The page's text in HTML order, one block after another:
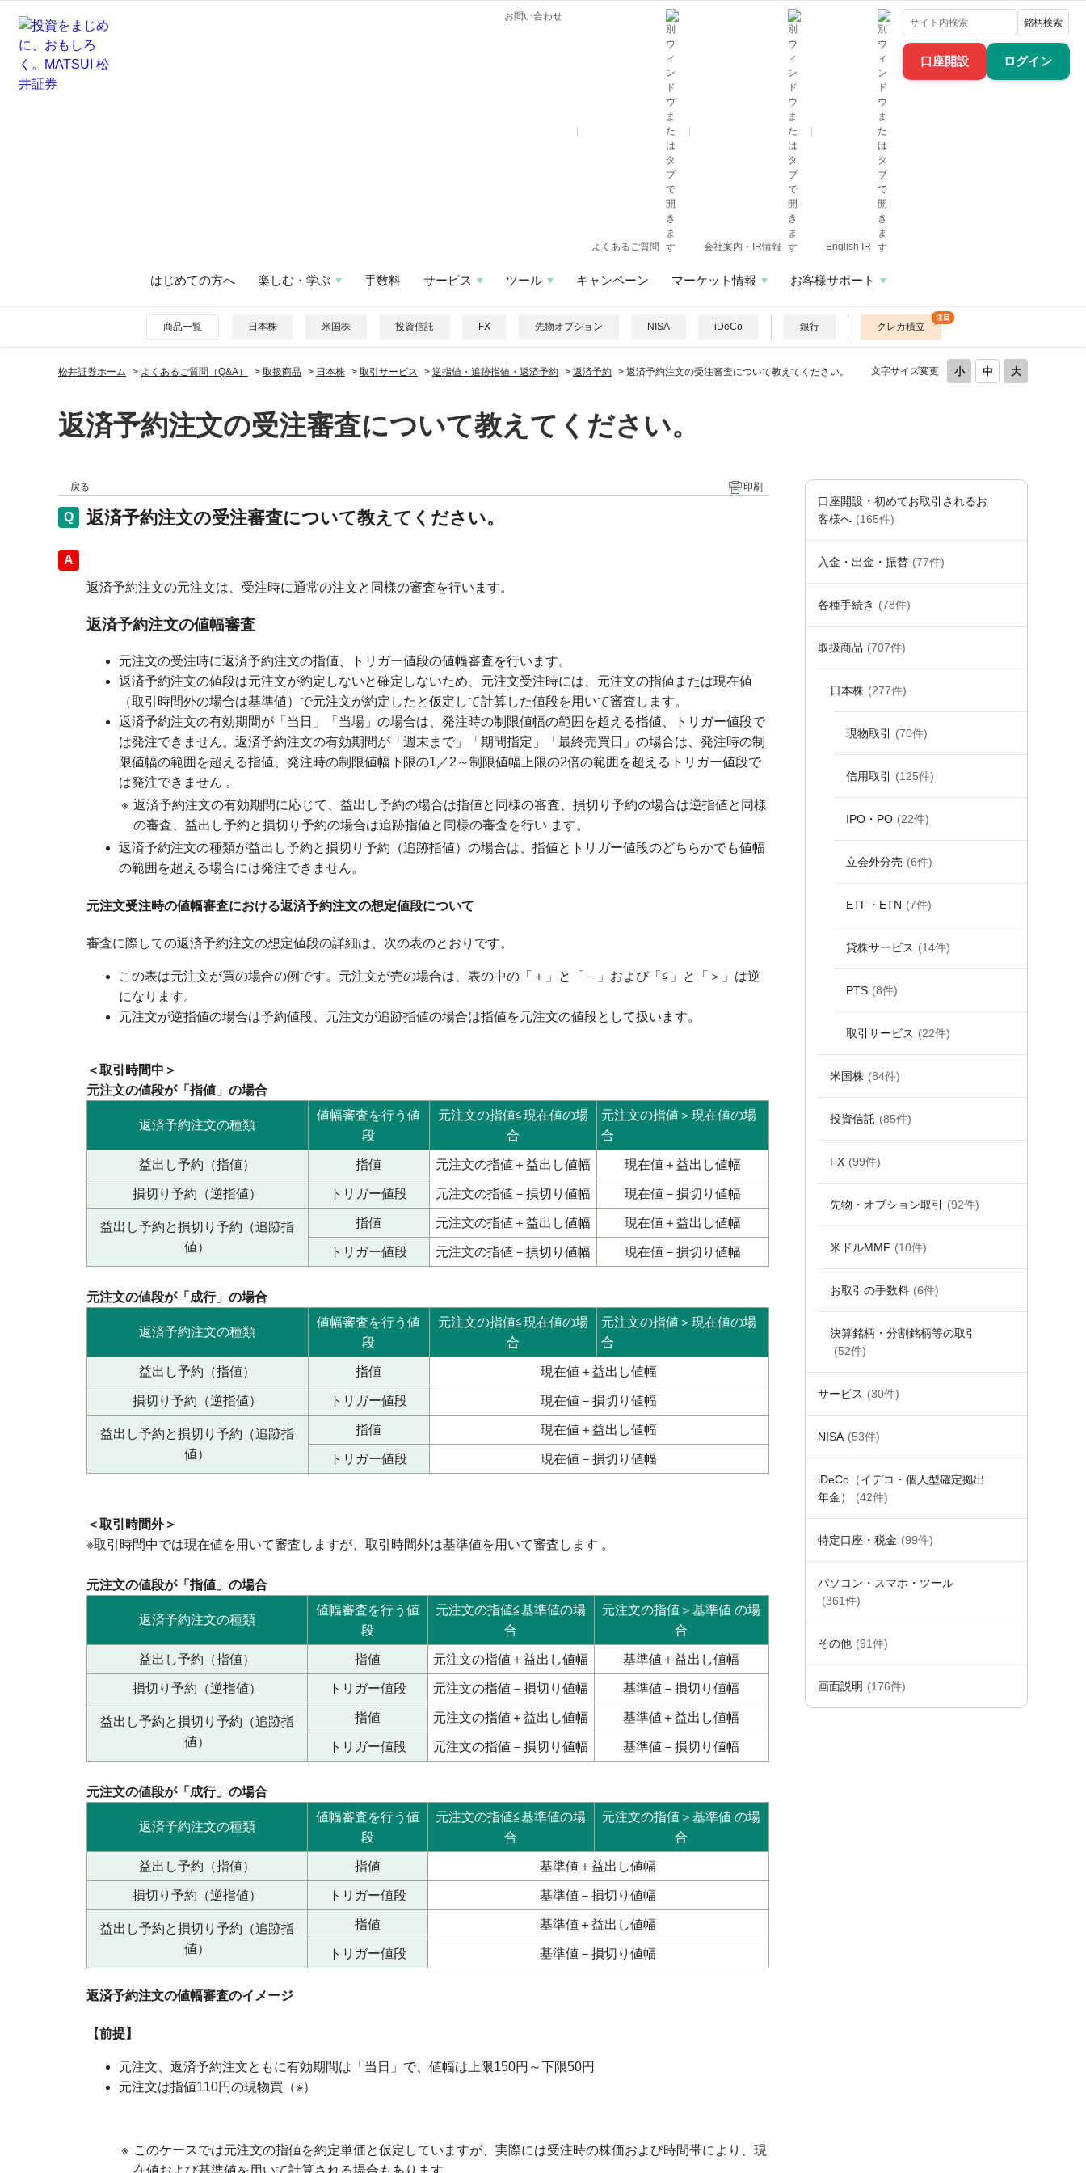
口座開設 ログイン
お問い合わせ
よくあるご質問 会社案内・IR情報 English IR
銘柄検索
はじめての方へ 楽しむ・学ぶ 手数料 サービス ツール キャンペーン マーケット情報 お客様サポート
商品一覧 日本株 米国株 投資信託 FX 先物オプション NISA iDeCo 銀行 クレカ積立
文字サイズ変更
松井証券ホーム > よくあるご質問（Q&A） > 取扱商品 > 日本株 > 取引サービス > 逆指値・追跡指値・返済予約 > 返済予約 > 返済予約注文の受注審査について教えてください。
返済予約注文の受注審査について教えてください。
口座開設・初めてお取引されるお
客様へ (165件)
入金・出金・振替 (77件)
各種手続き (78件)
取扱商品 (707件)
日本株 (277件)
現物取引 (70件)
信用取引 (125件)
IPO・PO (22件)
立会外分売 (6件)
ETF・ETN (7件)
貸株サービス (14件)
PTS (8件)
取引サービス (22件)
米国株 (84件)
投資信託 (85件)
FX (99件)
先物・オプション取引 (92件)
米ドルMMF (10件)
お取引の手数料 (6件)
決算銘柄・分割銘柄等の取引
(52件)
サービス (30件)
NISA (53件)
iDeCo（イデコ・個人型確定拠出
年金）
(42件)
特定口座・税金 (99件)
パソコン・スマホ・ツール
(361件)
その他 (91件)
画面説明 (176件)
戻る 印刷
返済予約注文の受注審査について教えてください。
回答
返済予約注文の元注文は、受注時に通常の注文と同様の審査を行います。
返済予約注文の値幅審査
元注文の受注時に返済予約注文の指値、トリガー値段の値幅審査を行います。
返済予約注文の値段は元注文が約定しないと確定しないため、元注文受注時には、元注文の指値または現在値
（取引時間外の場合は基準値）で元注文が約定したと仮定して計算した値段を用いて審査します。
返済予約注文の有効期間が「当日」「当場」の場合は、発注時の制限値幅の範囲を超える指値、トリガー値段で
は発注できません。返済予約注文の有効期間が「週末まで」「期間指定」「最終売買日」の場合は、発注時の制
限値幅の範囲を超える指値、発注時の制限値幅下限の1／2～制限値幅上限の2倍の範囲を超えるトリガー値段で
は発注できません 。
※ 返済予約注文の有効期間に応じて、益出し予約の場合は指値と同様の審査、損切り予約の場合は逆指値と同様
の審査、益出し予約と損切り予約の場合は追跡指値と同様の審査を行い ます。
返済予約注文の種類が益出し予約と損切り予約（追跡指値）の場合は、指値とトリガー値段のどちらかでも値幅
の範囲を超える場合には発注できません。
元注文受注時の値幅審査における返済予約注文の想定値段について
審査に際しての返済予約注文の想定値段の詳細は、次の表のとおりです。
この表は元注文が買の場合の例です。元注文が売の場合は、表の中の「＋」と「－」および「≦」と「＞」は逆
になります。
元注文が逆指値の場合は予約値段、元注文が追跡指値の場合は指値を元注文の値段として扱います。
＜取引時間中＞
元注文の値段が「指値」の場合
返済予約注文の種類
値幅審査を行う値
段
元注文の指値≦現在値の場
合
元注文の指値＞現在値の場
合
益出し予約（指値） 指値 元注文の指値＋益出し値幅 現在値＋益出し値幅
損切り予約（逆指値） トリガー値段 元注文の指値－損切り値幅 現在値－損切り値幅
益出し予約と損切り予約（追跡指
値）
指値 元注文の指値＋益出し値幅 現在値＋益出し値幅
トリガー値段 元注文の指値－損切り値幅 現在値－損切り値幅
元注文の値段が「成行」の場合
返済予約注文の種類
値幅審査を行う値
段
元注文の指値≦現在値の場
合
元注文の指値＞現在値の場
合
益出し予約（指値） 指値 現在値＋益出し値幅
損切り予約（逆指値） トリガー値段 現在値－損切り値幅
益出し予約と損切り予約（追跡指
値）
指値 現在値＋益出し値幅
トリガー値段 現在値－損切り値幅
＜取引時間外＞
※取引時間中では現在値を用いて審査しますが、取引時間外は基準値を用いて審査します 。
元注文の値段が「指値」の場合
返済予約注文の種類
値幅審査を行う値
段
元注文の指値≦基準値の場
合
元注文の指値＞基準値 の場
合
益出し予約（指値） 指値 元注文の指値＋益出し値幅 基準値＋益出し値幅
損切り予約（逆指値） トリガー値段 元注文の指値－損切り値幅 基準値－損切り値幅
益出し予約と損切り予約（追跡指
値）
指値 元注文の指値＋益出し値幅 基準値＋益出し値幅
トリガー値段 元注文の指値－損切り値幅 基準値－損切り値幅
元注文の値段が「成行」の場合
返済予約注文の種類
値幅審査を行う値
段
元注文の指値≦基準値の場
合
元注文の指値＞基準値 の場
合
益出し予約（指値） 指値 基準値＋益出し値幅
損切り予約（逆指値） トリガー値段 基準値－損切り値幅
益出し予約と損切り予約（追跡指
値）
指値 基準値＋益出し値幅
トリガー値段 基準値－損切り値幅
返済予約注文の値幅審査のイメージ
【前提】
元注文、返済予約注文ともに有効期間は「当日」で、値幅は上限150円～下限50円
元注文は指値110円の現物買（※）
※ このケースでは元注文の指値を約定単価と仮定していますが、実際には受注時の株価および時間帯により、現
在値および基準値を用いて計算される場合もあります。